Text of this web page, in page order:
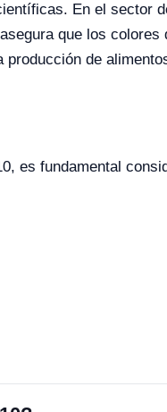
En el sector
que los
de
es fundamental